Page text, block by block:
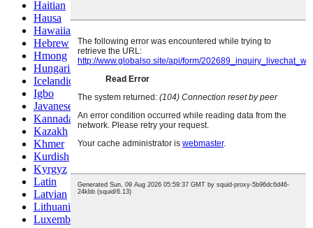
Haitian
Hausa
Hawaiian
Hebrew
Hmong
Hungarian
Icelandic
Igbo
Javanese
Kannada
Kazakh
Khmer
Kurdish
Kyrgyz
Latin
Latvian
Lithuanian
Luxembou..